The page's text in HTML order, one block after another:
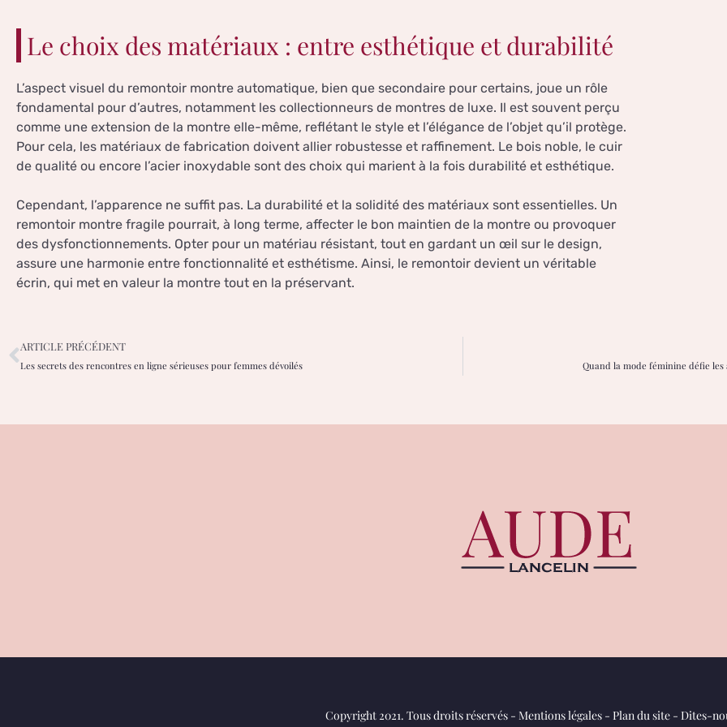
Le choix des matériaux : entre esthétique et durabilité
L’aspect visuel du remontoir montre automatique, bien que secondaire pour certains, joue un rôle
fondamental pour d’autres, notamment les collectionneurs de montres de luxe. Il est souvent perçu
comme une extension de la montre elle-même, reflétant le style et l’élégance de l’objet qu’il protège.
Pour cela, les matériaux de fabrication doivent allier robustesse et raffinement. Le bois noble, le cuir
de qualité ou encore l’acier inoxydable sont des choix qui marient à la fois durabilité et esthétique.
Cependant, l’apparence ne suffit pas. La durabilité et la solidité des matériaux sont essentielles. Un
remontoir montre fragile pourrait, à long terme, affecter le bon maintien de la montre ou provoquer
des dysfonctionnements. Opter pour un matériau résistant, tout en gardant un œil sur le design,
assure une harmonie entre fonctionnalité et esthétisme. Ainsi, le remontoir devient un véritable
écrin, qui met en valeur la montre tout en la préservant.
ARTICLE PRÉCÉDENT
Les secrets des rencontres en ligne sérieuses pour femmes dévoilés Quand la mode féminine défie
Copyright 2021. Tous droits réservés - Mentions légales- Plan du site- Dites-